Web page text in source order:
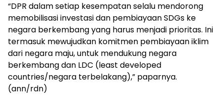
“DPR dalam setiap kesempatan selalu mendorong
memobilisasi investasi dan pembiayaan SDGs ke
negara berkembang yang harus menjadi prioritas. Ini
termasuk mewujudkan komitmen pembiayaan iklim
dari negara maju, untuk mendukung negara
berkembang dan LDC (least developed
countries/negara terbelakang),” paparnya.
(ann/rdn)